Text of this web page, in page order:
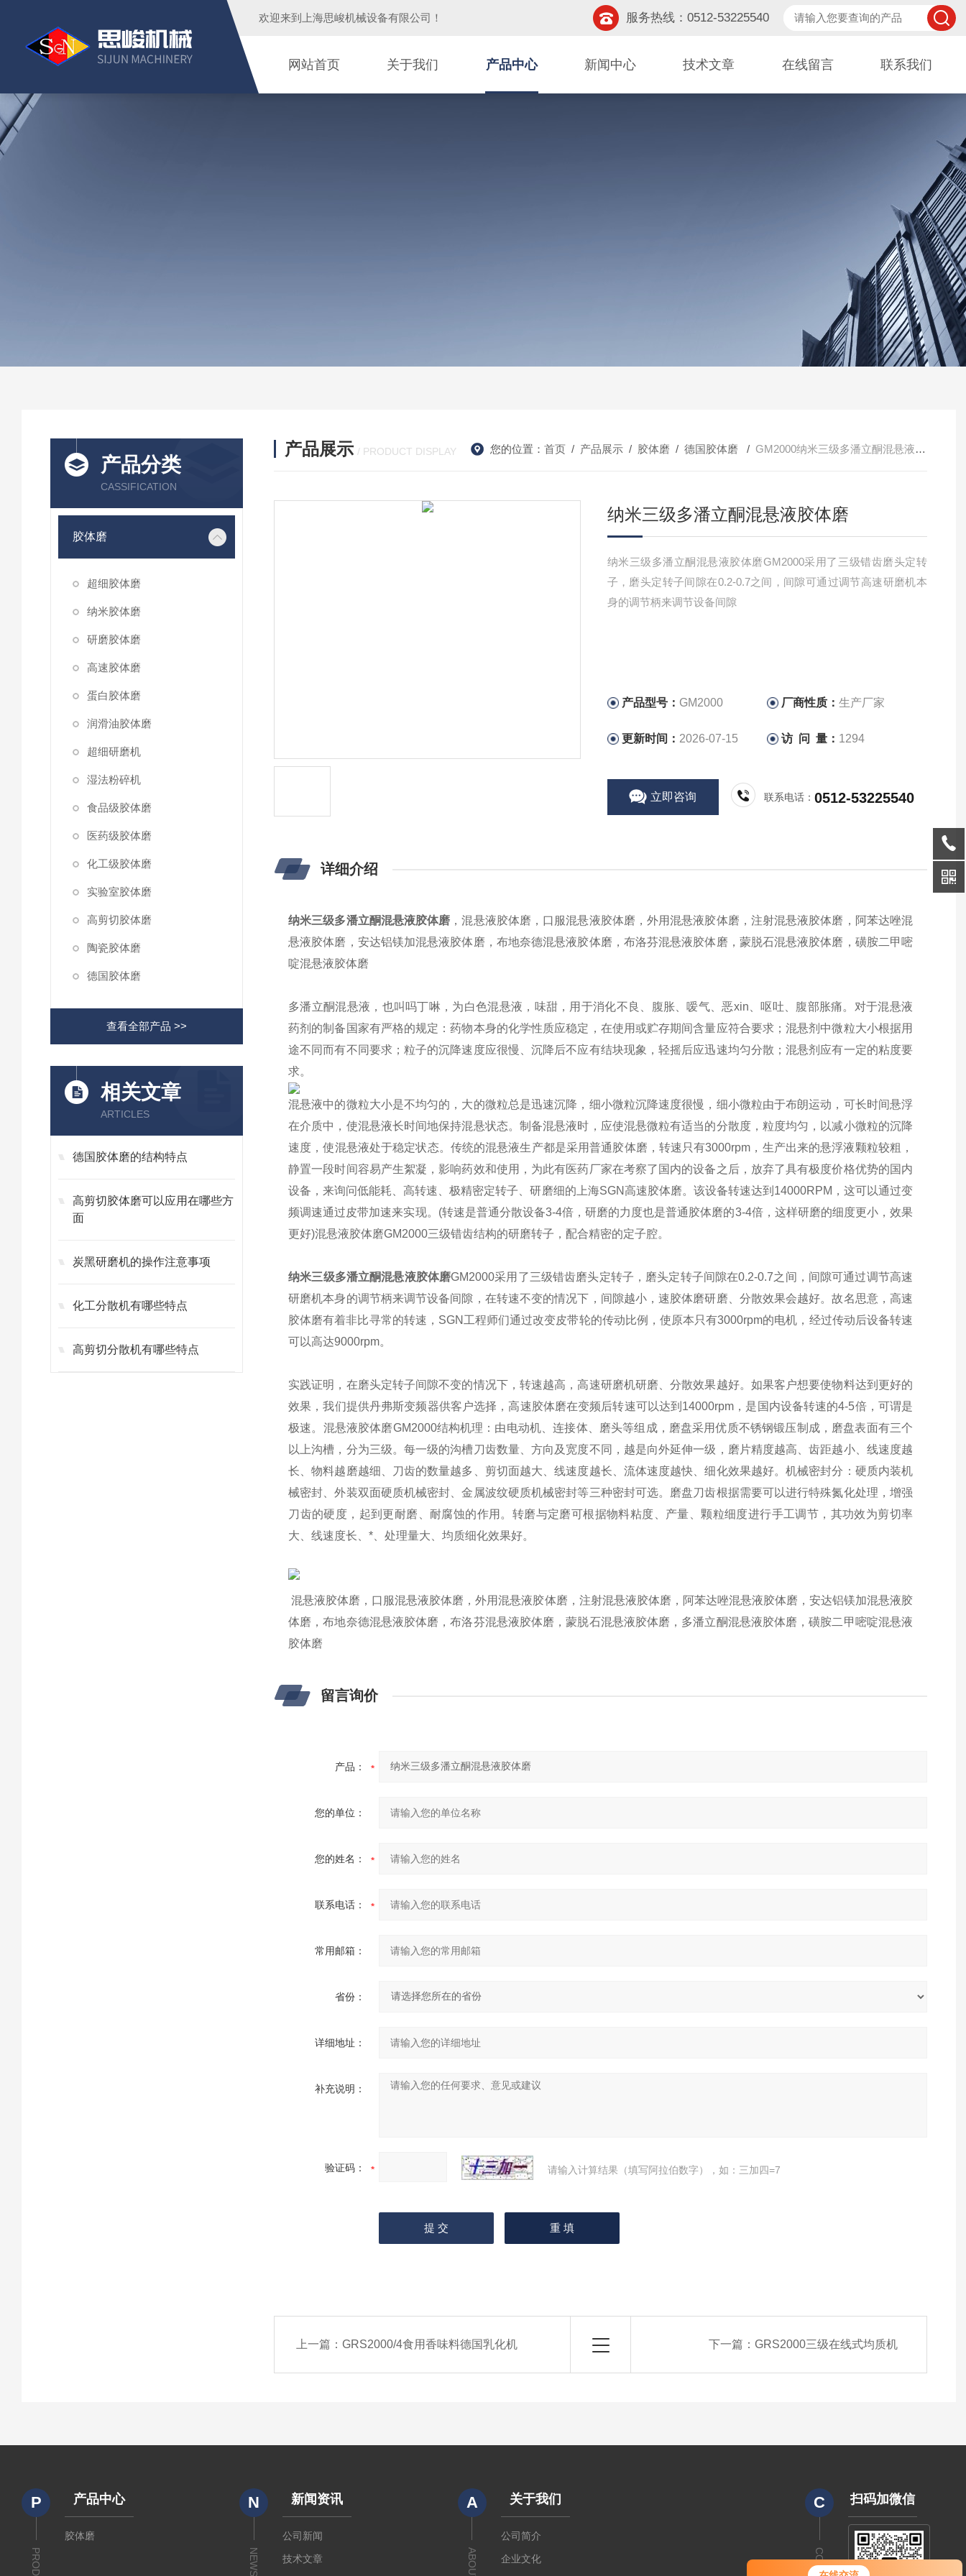
欢迎来到 上海思峻机械设备有限公司 ！ 服务热线：0512-53225540
网站首页 关于我们 产品中心 新闻中心 技术文章 在线留言 联系我们
产品分类
CASSIFICATION
胶体磨
超细胶体磨
纳米胶体磨
研磨胶体磨
高速胶体磨
蛋白胶体磨
润滑油胶体磨
超细研磨机
湿法粉碎机
食品级胶体磨
医药级胶体磨
化工级胶体磨
实验室胶体磨
高剪切胶体磨
陶瓷胶体磨
德国胶体磨
查看全部产品 >>
相关文章
ARTICLES
德国胶体磨的结构特点
高剪切胶体磨可以应用在哪些方
面
炭黑研磨机的操作注意事项
化工分散机有哪些特点
高剪切分散机有哪些特点
产品展示 / PRODUCT DISPLAY 您的位置： 首页/ 产品展示/ 胶体磨 / 德国胶体磨 / GM2000纳米三级多潘立酮混悬液胶体磨
纳米三级多潘立酮混悬液胶体磨
纳米三级多潘立酮混悬液胶体磨GM2000采用了三级错齿磨头定转
子，磨头定转子间隙在0.2-0.7之间，间隙可通过调节高速研磨机本
身的调节柄来调节设备间隙
产品型号： GM2000 厂商性质：生产厂家
更新时间： 2026-07-15 访 问 量： 1294
立即咨询 联系电话：0512-53225540
详细介绍
纳米三级多潘立酮混悬液胶体磨 ，混悬液胶体磨，口服混悬液胶体磨，外用混悬液胶体磨，注射混悬液胶体磨，阿苯达唑混
悬液胶体磨，安达铝镁加混悬液胶体磨，布地奈德混悬液胶体磨，布洛芬混悬液胶体磨，蒙脱石混悬液胶体磨，磺胺二甲嘧
啶混悬液胶体磨
多潘立酮混悬液，也叫吗丁啉，为白色混悬液，味甜，用于消化不良、腹胀、嗳气、恶xin 、呕吐、腹部胀痛。对于混悬液
药剂的制备国家有严格的规定：药物本身的化学性质应稳定，在使用或贮存期间含量应符合要求；混悬剂中微粒大小根据用
途不同而有不同要求；粒子的沉降速度应很慢、沉降后不应有结块现象，轻摇后应迅速均匀分散；混悬剂应有一定的粘度要
求。
混悬液中的微粒大小是不均匀的，大的微粒总是迅速沉降，细小微粒沉降速度很慢，细小微粒由于布朗运动，可长时间悬浮
在介质中，使混悬液长时间地保持混悬状态。制备混悬液时，应使混悬微粒有适当的分散度，粒度均匀，以减小微粒的沉降
速度，使混悬液处于稳定状态。传统的混悬液生产都是采用普通胶体磨，转速只有3000rpm ，生产出来的悬浮液颗粒较粗，
静置一段时间容易产生絮凝，影响药效和使用，为此有医药厂家在考察了国内的设备之后，放弃了具有极度价格优势的国内
设备，来询问低能耗、高转速、极精密定转子、研磨细的上海SGN高速胶体磨。该设备转速达到 14000RPM ，这可以通过变
频调速通过皮带加速来实现。 (转速是普通分散设备3-4倍，研磨的力度也是普通胶体磨的3-4倍，这样研磨的细度更小，效果
更好)混悬液胶体磨GM2000三级错齿结构的研磨转子，配合精密的定子腔。
纳米三级多潘立酮混悬液胶体磨GM2000采用了三级错齿磨头定转子，磨头定转子间隙在0.2-0.7之间，间隙可通过调节高速
研磨机本身的调节柄来调节设备间隙，在转速不变的情况下，间隙越小，速胶体磨研磨、分散效果会越好。故名思意，高速
胶体磨有着非比寻常的转速， SGN 工程师们通过改变皮带轮的传动比例，使原本只有3000rpm的电机，经过传动后设备转速
可以高达9000rpm。
实践证明，在磨头定转子间隙不变的情况下，转速越高，高速研磨机研磨、分散效果越好。如果客户想要使物料达到更好的
效果，我们提供丹弗斯变频器供客户选择，高速胶体磨在变频后转速可以达到 14000rpm ，是国内设备转速的4-5倍，可谓是
极速。混悬液胶体磨GM2000结构机理：由电动机、连接体、磨头等组成，磨盘采用优质不锈钢锻压制成，磨盘表面有三个
以上沟槽，分为三级。每一级的沟槽刀齿数量、方向及宽度不同，越是向外延伸一级，磨片精度越高、齿距越小、线速度越
长、物料越磨越细、刀齿的数量越多、剪切面越大、线速度越长、流体速度越快、细化效果越好。机械密封分：硬质内装机
械密封、外装双面硬质机械密封、金属波纹硬质机械密封等三种密封可选。磨盘刀齿根据需要可以进行特殊氮化处理，增强
刀齿的硬度，起到更耐磨、耐腐蚀的作用。转磨与定磨可根据物料粘度、产量、颗粒细度进行手工调节，其功效为剪切率
大、线速度长、*、处理量大、均质细化效果好。
​混悬液胶体磨，口服混悬液胶体磨，外用混悬液胶体磨，注射混悬液胶体磨，阿苯达唑混悬液胶体磨，安达铝镁加混悬液胶
体磨，布地奈德混悬液胶体磨，布洛芬混悬液胶体磨，蒙脱石混悬液胶体磨，多潘立酮混悬液胶体磨，磺胺二甲嘧啶混悬液
胶体磨
留言询价
产品：
您的单位：
您的姓名：
联系电话：
常用邮箱：
省份：
详细地址：
补充说明：
验证码： 请输入计算结果（填写阿拉伯数字），如：三加四=7
上一篇：GRS2000/4食用香味料德国乳化机 下一篇： GRS2000三级在线式均质机
P 产品中心
胶体磨
N
NEWS
新闻资讯
公司新闻
技术文章
A 关于我们
公司简介
企业文化
C
CODE
扫码加微信